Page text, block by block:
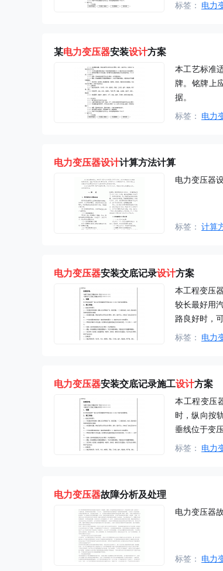
标签：
电力
某电力变压器安装设计方案
本工艺标准
牌。铭牌上
据。
标签：
电力
电力变压器设计计算方法计算
电力变压器
标签： 计算
电力变压器安装交底记录设计方案
本工程变压
较长最好用
路良好时，
标签：
电力
电力变压器安装交底记录施工设计方案
本工程变压
时，纵向按
垂线位于变
标签：
电力
电力变压器故障分析及处理
电力变压器
标签： 电力